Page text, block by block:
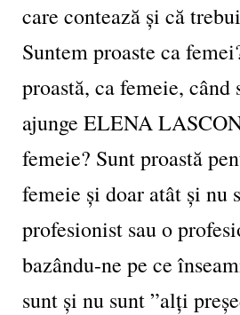
care contează și că
Suntem proaste ca
proastă, ca femeie,
ajunge ELENA
femeie? Sunt proastă
femeie și doar atât și nu
profesionist sau o
bazându-ne pe ce
sunt și nu sunt ”alți